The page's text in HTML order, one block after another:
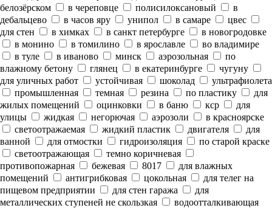
белозёрском
в череповце полисилоксановый
в
дебальцево
в часов яру унипол в самаре
цвес
для стен
в химках в санкт петербурге
в новогродовке
в монино
в томилино в ярославле
во владимире
в туле
в иваново минск аэрозольная
по
влажному бетону
глянец в екатеринбурге
чугуну
для уличных работ
устойчивая шоколад
ультрафиолета
промышленная
темная резина по пластику
для
жилых помещений
оцинковки в баню кср
для
улицы
жидкая негорючая аэрозоли
в красноярске
светоотражаемая
жидкий пластик двигателя
для
ванной
для отмостки гидроизоляция
по старой краске
светоотражающая
темно коричневая
противопожарная
бежевая 8017
для влажных
помещений
антигрибковая цокольная
для телег на
пищевом предприятии
для стен гаража
для
металлических ступеней не скользкая
водоотталкивающая